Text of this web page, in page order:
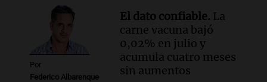
Fe relativiza el impacto del fallo sobre
jubilaciones en la provincia
Panorama Federal
Episodios
Por
Federico Albarenque
El dato confiable. La
carne vacuna bajó
0,02% en julio y
acumula cuatro meses
sin aumentos